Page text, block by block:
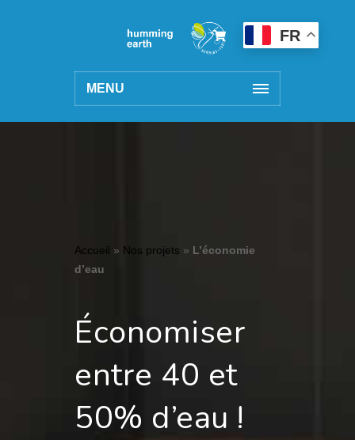
MENU
FR
Accueil » Nos projets » L’économie
d’eau
Économiser
entre 40 et
50% d’eau !